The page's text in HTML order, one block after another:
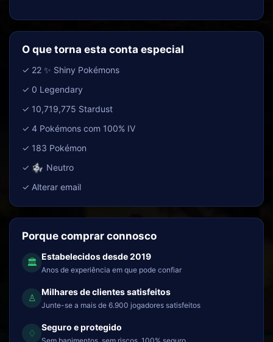
O que torna esta conta especial
✓ 22 ✨ Shiny Pokémons
✓ 0 Legendary
✓ 10,719,775 Stardust
✓ 4 Pokémons com 100% IV
✓ 183 Pokémon
✓
Neutro
✓ Alterar email
Porque comprar connosco
🏛
Estabelecidos desde 2019
Anos de experiência em que pode confiar
♙
Milhares de clientes satisfeitos
Junte-se a mais de 6.900 jogadores satisfeitos
♢
Seguro e protegido